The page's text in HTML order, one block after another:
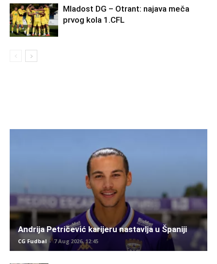
Mladost DG – Otrant: najava meča
prvog kola 1.CFL
Andrija Petričević karijeru nastavlja u Španiji
CG Fudbal - 7 Aug 2026. 12:45